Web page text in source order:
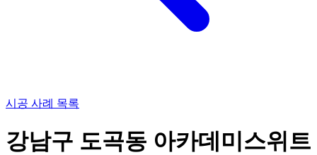
시공 사례 목록
강남구 도곡동 아카데미스위트